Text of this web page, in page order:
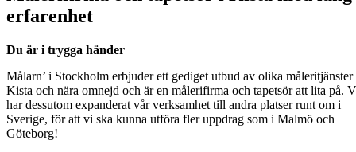
erfarenhet
Du är i trygga händer
Målarn’ i Stockholm erbjuder ett gediget utbud av olika måleritjänster
Kista och nära omnejd och är en målerifirma och tapetsör att lita på.
har dessutom expanderat vår verksamhet till andra platser runt om i
Sverige, för att vi ska kunna utföra fler uppdrag som i Malmö och
Göteborg!